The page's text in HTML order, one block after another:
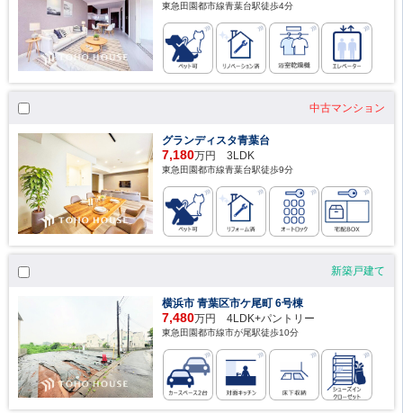
東急田園都市線青葉台駅徒歩4分
中古マンション
グランディスタ青葉台
7,180万円 3LDK
東急田園都市線青葉台駅徒歩9分
新築戸建て
横浜市 青葉区市ケ尾町 6号棟
7,480万円 4LDK+パントリー
東急田園都市線市が尾駅徒歩10分